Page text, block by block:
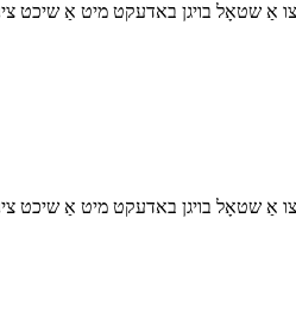
אַ שטאָל בויגן באדעקט מיט אַ שיכט
אַ שטאָל בויגן באדעקט מיט אַ שיכט